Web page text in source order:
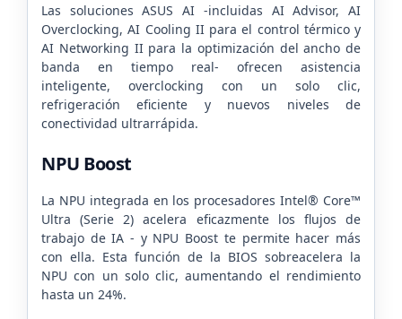
Las soluciones ASUS AI -incluidas AI Advisor, AI
Overclocking, AI Cooling II para el control térmico y
AI Networking II para la optimización del ancho de
banda en tiempo real- ofrecen asistencia
inteligente, overclocking con un solo clic,
refrigeración eficiente y nuevos niveles de
conectividad ultrarrápida.​
NPU Boost
La NPU integrada en los procesadores Intel® Core™
Ultra (Serie 2) acelera eficazmente los flujos de
trabajo de IA - y NPU Boost te permite hacer más
con ella. Esta función de la BIOS sobreacelera la
NPU con un solo clic, aumentando el rendimiento
hasta un 24%.